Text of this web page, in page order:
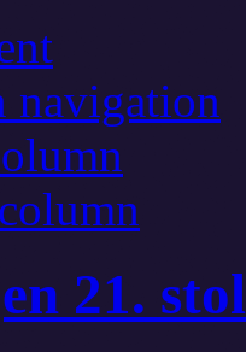
navigation
21.